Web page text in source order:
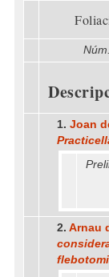
1. Joan
2. Arnau